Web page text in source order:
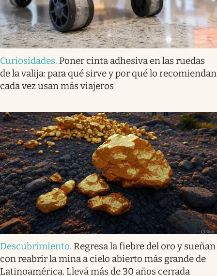
Curiosidades. Poner cinta adhesiva en las ruedas
de la valija: para qué sirve y por qué lo recomiendan
cada vez usan más viajeros
Descubrimiento. Regresa la fiebre del oro y sueñan
con reabrir la mina a cielo abierto más grande de
Latinoamérica. Llevá más de 30 años cerrada